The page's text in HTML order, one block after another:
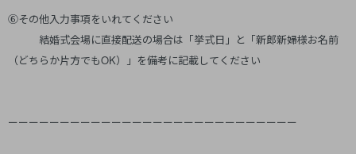
⑥その他入力事項をいれてください
結婚式会場に直接配送の場合は「挙式日」と「新郎新婦様お名前
（どちらか片方でもOK）」を備考に記載してください
ーーーーーーーーーーーーーーーーーーーーーーーーーーーー